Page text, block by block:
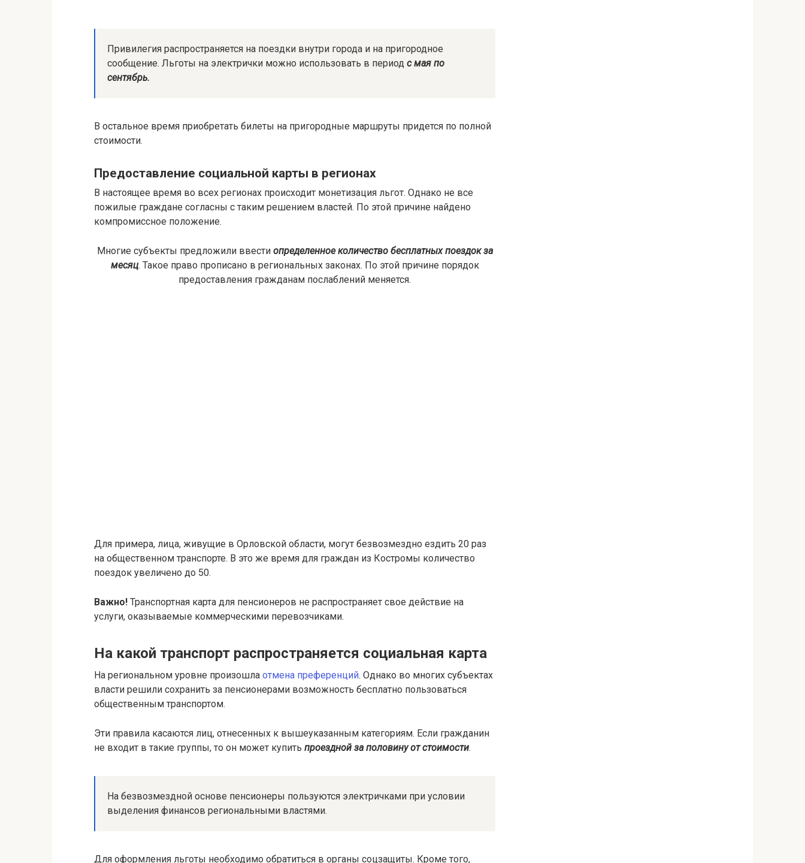
Привилегия распространяется на поездки внутри города и на пригородное
сообщение. Льготы на электрички можно использовать в период с мая по
сентябрь.
В остальное время приобретать билеты на пригородные маршруты придется по полной
стоимости.
Предоставление социальной карты в регионах
В настоящее время во всех регионах происходит монетизация льгот. Однако не все
пожилые граждане согласны с таким решением властей. По этой причине найдено
компромиссное положение.
Многие субъекты предложили ввести определенное количество бесплатных поездок за
месяц. Такое право прописано в региональных законах. По этой причине порядок
предоставления гражданам послаблений меняется.
Для примера, лица, живущие в Орловской области, могут безвозмездно ездить 20 раз
на общественном транспорте. В это же время для граждан из Костромы количество
поездок увеличено до 50.
Важно! Транспортная карта для пенсионеров не распространяет свое действие на
услуги, оказываемые коммерческими перевозчиками.
На какой транспорт распространяется социальная карта
На региональном уровне произошла отмена преференций. Однако во многих субъектах
власти решили сохранить за пенсионерами возможность бесплатно пользоваться
общественным транспортом.
Эти правила касаются лиц, отнесенных к вышеуказанным категориям. Если гражданин
не входит в такие группы, то он может купить проездной за половину от стоимости.
На безвозмездной основе пенсионеры пользуются электричками при условии
выделения финансов региональными властями.
Для оформления льготы необходимо обратиться в органы соцзащиты. Кроме того,